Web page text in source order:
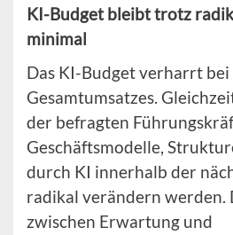
KI-Budget bleibt trotz
minimal
Das KI-Budget verharrt bei
Gesamtumsatzes.
der befragten
Geschäftsmodelle,
durch KI innerhalb der
radikal verändern werden.
zwischen Erwartung und